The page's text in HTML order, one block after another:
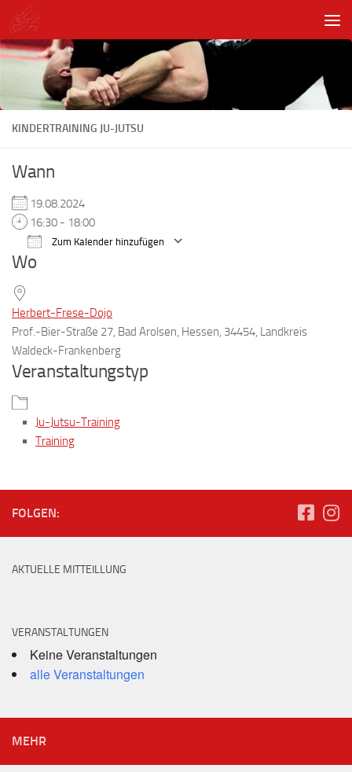
Unter dem Inhalt
KINDERTRAINING JU-JUTSU
Wann
19.08.2024
16:30 - 18:00
Zum Kalender hinzufügen
Wo
Herbert-Frese-Dojo
Prof.-Bier-Straße 27, Bad Arolsen, Hessen, 34454, Landkreis
Waldeck-Frankenberg
Veranstaltungstyp
Ju-Jutsu-Training
Training
FOLGEN:
AKTUELLE MITTEILLUNG
VERANSTALTUNGEN
Keine Veranstaltungen
alle Veranstaltungen
MEHR